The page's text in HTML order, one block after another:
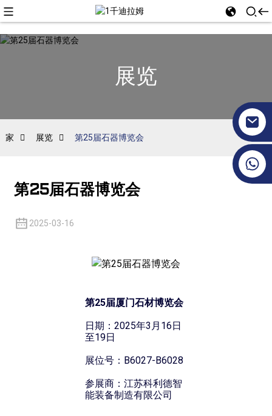
展览
家 展览 第25届石器博览会
第25届石器博览会
2025-03-16
第25届厦门石材博览会
日期：2025年3月16日
至19日
展位号：B6027-B6028
参展商：江苏科利德智
能装备制造有限公司